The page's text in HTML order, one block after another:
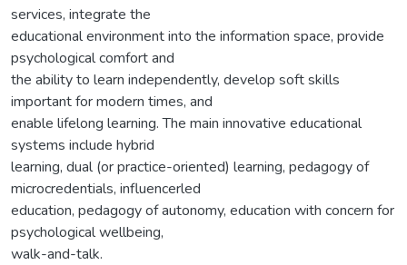
services, integrate the
educational environment into the information space, provide
psychological comfort and
the ability to learn independently, develop soft skills
important for modern times, and
enable lifelong learning. The main innovative educational
systems include hybrid
learning, dual (or practice-oriented) learning, pedagogy of
microcredentials, influencerled
education, pedagogy of autonomy, education with concern for
psychological wellbeing,
walk-and-talk.